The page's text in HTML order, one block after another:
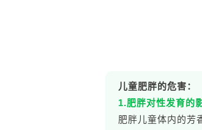
儿童肥胖的危害：
1.肥胖对性发育的
肥胖儿童体内的芳